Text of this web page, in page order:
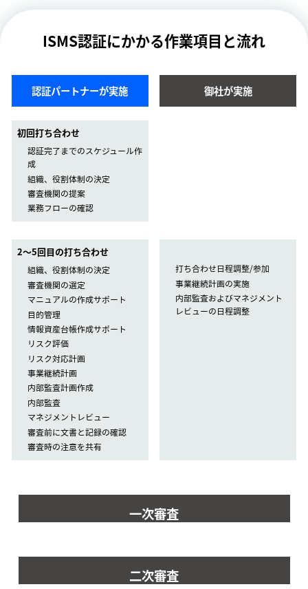
ISMS認証にかかる作業項目と流れ
認証パートナーが実施 御社が実施
初回打ち合わせ
認証完了までのスケジュール作
成
組織、役割体制の決定
審査機関の提案
業務フローの確認
2〜5回目の打ち合わせ
組織、役割体制の決定
審査機関の選定
マニュアルの作成サポート
目的管理
情報資産台帳作成サポート
リスク評価
リスク対応計画
事業継続計画
内部監査計画作成
内部監査
マネジメントレビュー
審査前に文書と記録の確認
審査時の注意を共有
打ち合わせ日程調整/参加
事業継続計画の実施
内部監査およびマネジメント
レビューの日程調整
一次審査
二次審査